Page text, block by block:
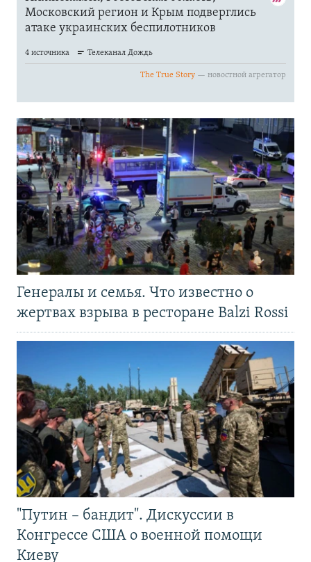
Генералы и семья. Что известно о
жертвах взрыва в ресторане Balzi Rossi
"Путин – бандит". Дискуссии в
Конгрессе США о военной помощи
Киеву